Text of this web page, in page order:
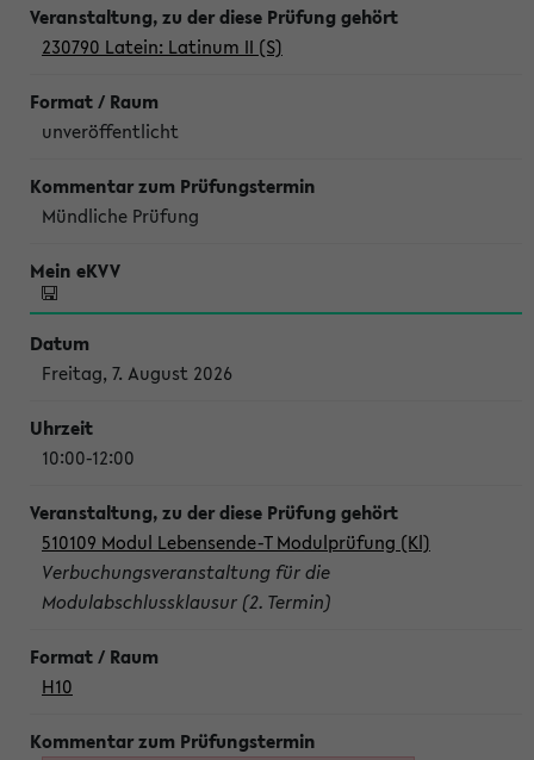
230790 Latein: Latinum II (S)
unveröffentlicht
Mündliche Prüfung
Freitag, 7. August 2026
10:00-12:00
510109 Modul Lebensende-T Modulprüfung (Kl)
Verbuchungsveranstaltung für die
Modulabschlussklausur (2. Termin)
H10